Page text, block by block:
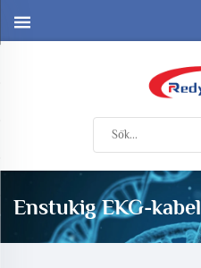
Enstukig EKG-kabel